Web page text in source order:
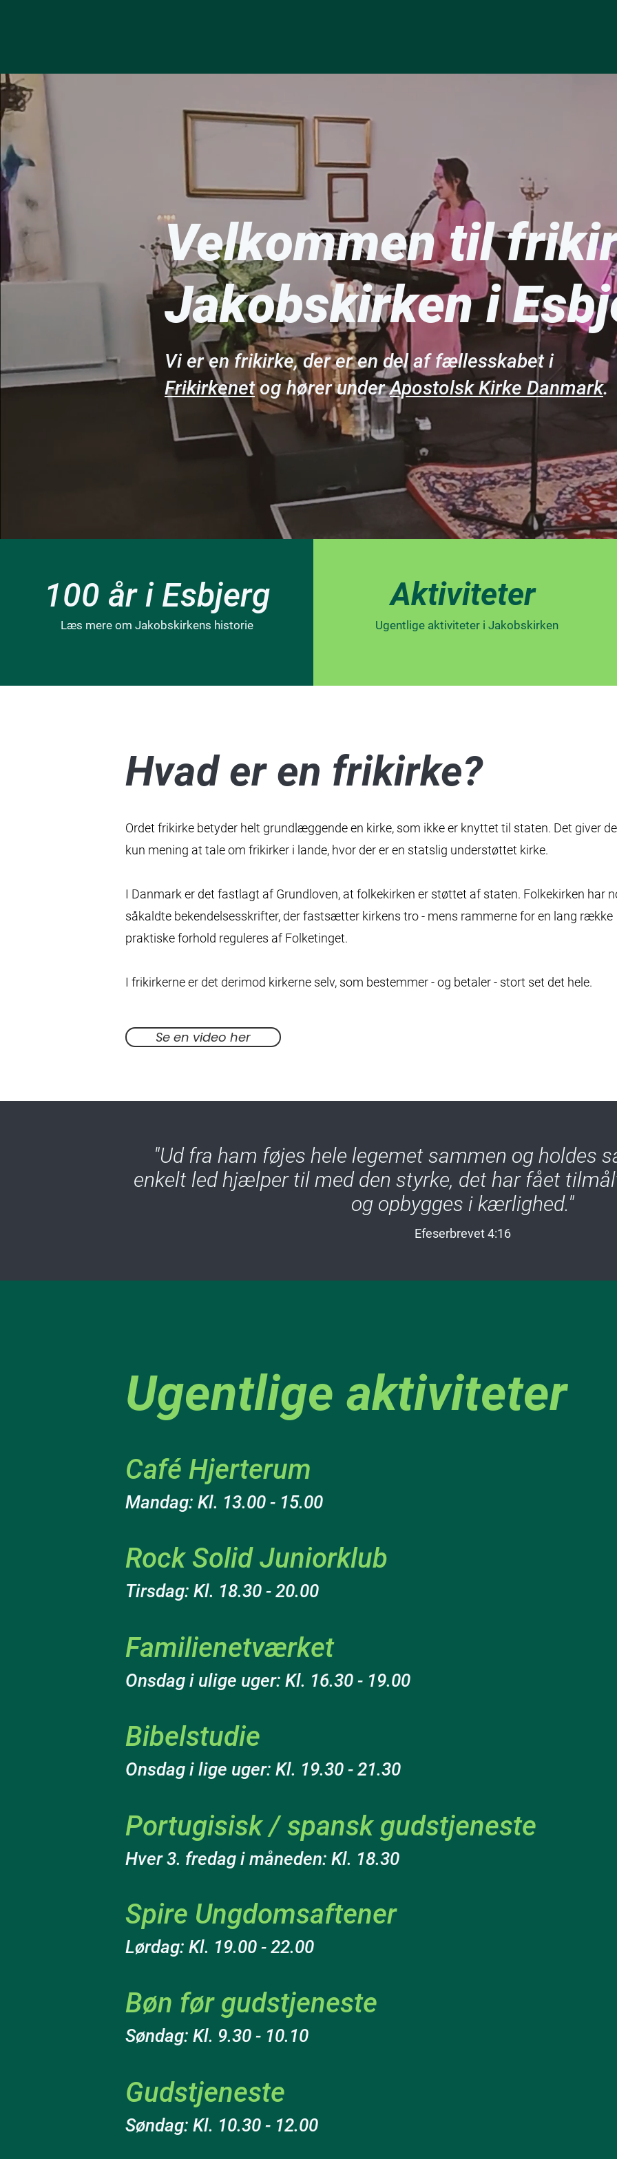
Velkommen til
Jakobskirken i
Vi er en frikirke, der er en del af fællesskabet i
Frikirkenetog hører underApostolsk Kirke Danmark.
100 år i Esbjerg
Læs mere om Jakobskirkens historie
Aktiviteter
Ugentlige aktiviteter i Jakobskirken
Hvad er en frikirke?
Ordet frikirke betyder helt grundlæggende en kirke, som ikke er knyttet til staten. Det giver
kun mening at tale om frikirker i lande, hvor der er en statslig understøttet kirke.
I Danmark er det fastlagt af Grundloven, at folkekirken er støttet af staten. Folkekirken har
såkaldte bekendelsesskrifter, der fastsætter kirkens tro - mens rammerne for en lang række
praktiske forhold reguleres af Folketinget.
I frikirkerne er det derimod kirkerne selv, som bestemmer - og betaler - stort set det hele.
Se en video her
"Ud fra ham føjes hele legemet sammen og holdes
enkelt led hjælper til med den styrke, det har fået
og opbygges i kærlighed."
Efeserbrevet 4:16
Ugentlige aktiviteter
Mandag: Kl. 13.00 - 15.00
Café Hjerterum
Tirsdag: Kl. 18.30 - 20.00
Rock Solid Juniorklub
Onsdag i ulige uger: Kl. 16.30 - 19.00
Familienetværket
Onsdag i lige uger: Kl. 19.30 - 21.30
Bibelstudie
Lørdag: Kl. 19.00 - 22.00
Spire Ungdomsaftener
Søndag: Kl. 9.30 - 10.10
Bøn før gudstjeneste
Søndag: Kl. 10.30 - 12.00
Gudstjeneste
Hver 3. fredag i måneden: Kl. 18.30
Portugisisk / spansk gudstjeneste